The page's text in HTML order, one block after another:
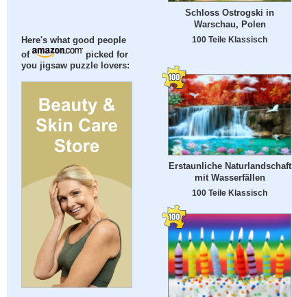
Here's what good people
of
picked for
you jigsaw puzzle lovers:
Schloss Ostrogski in
Warschau, Polen
100 Teile Klassisch
Erstaunliche Naturlandschaft
mit Wasserfällen
100 Teile Klassisch